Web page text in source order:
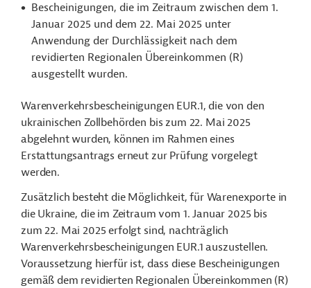
Bescheinigungen, die im Zeitraum zwischen dem 1.
Januar 2025 und dem 22. Mai 2025 unter
Anwendung der Durchlässigkeit nach dem
revidierten Regionalen Übereinkommen (R)
ausgestellt wurden.
Warenverkehrsbescheinigungen EUR.1, die von den
ukrainischen Zollbehörden bis zum 22. Mai 2025
abgelehnt wurden, können im Rahmen eines
Erstattungsantrags erneut zur Prüfung vorgelegt
werden.
Zusätzlich besteht die Möglichkeit, für Warenexporte in
die Ukraine, die im Zeitraum vom 1. Januar 2025 bis
zum 22. Mai 2025 erfolgt sind, nachträglich
Warenverkehrsbescheinigungen EUR.1 auszustellen.
Voraussetzung hierfür ist, dass diese Bescheinigungen
gemäß dem revidierten Regionalen Übereinkommen (R)